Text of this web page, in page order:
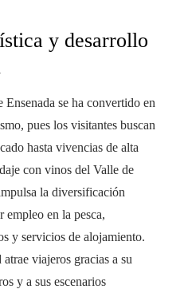
y desarrollo
se ha convertido en
pues los visitantes buscan
hasta vivencias de alta
con vinos del Valle de
la diversificación
en la pesca,
y servicios de alojamiento.
viajeros gracias a su
y a sus escenarios